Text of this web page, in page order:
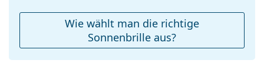
Reinigungstuch:
Ja
Wie wählt man die richtige
Sonnenbrille aus?